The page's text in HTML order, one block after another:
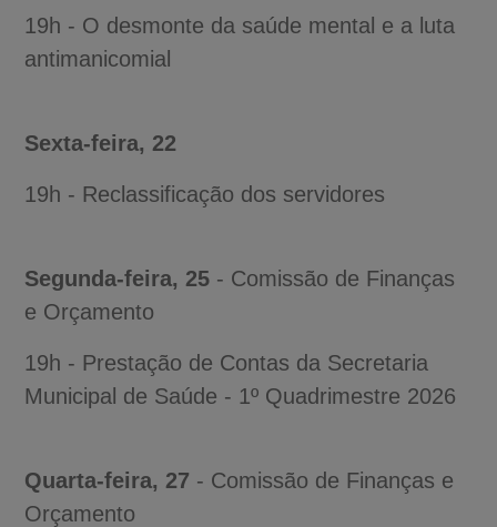
19h - O desmonte da saúde mental e a luta
antimanicomial
Sexta-feira, 22
19h - Reclassificação dos servidores
Segunda-feira, 25 - Comissão de Finanças
e Orçamento
19h - Prestação de Contas da Secretaria
Municipal de Saúde - 1º Quadrimestre 2026
Quarta-feira, 27 - Comissão de Finanças e
Orçamento